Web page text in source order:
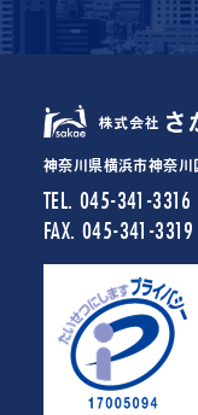
神奈川県横浜市神奈川
TEL. 045-341-3316
FAX. 045-341-3319